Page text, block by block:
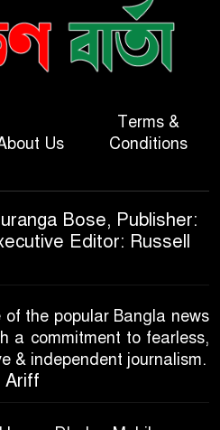
Us
Terms &
Conditions
Bose, Publisher:
Editor: Russell
the popular Bangla news
a commitment to fearless,
& independent journalism.
Ariff